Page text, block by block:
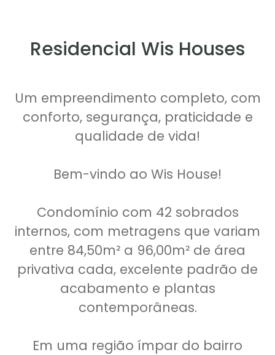
Residencial Wis Houses
Um empreendimento completo, com
conforto, segurança, praticidade e
qualidade de vida!
Bem-vindo ao Wis House!
Condomínio com 42 sobrados
internos, com metragens que variam
entre 84,50m² a 96,00m² de área
privativa cada, excelente padrão de
acabamento e plantas
contemporâneas.
Em uma região ímpar do bairro